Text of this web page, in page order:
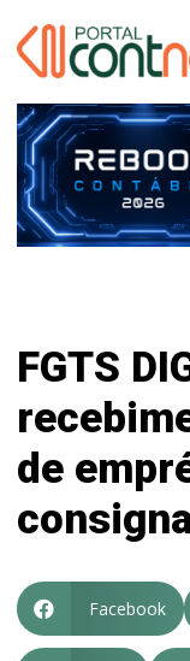
FGTS
de
 Facebook